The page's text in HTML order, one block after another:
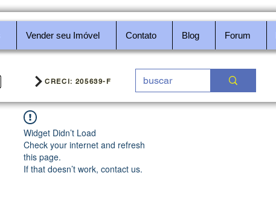
Vender seu Imóvel Contato Blog Forum
CRECI: 205639-F
Widget Didn’t Load
Check your internet and refresh
this page.
If that doesn’t work, contact us.